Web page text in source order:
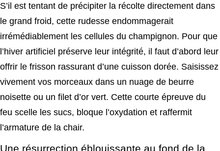
S’il est tentant de précipiter la récolte directement dans
le grand froid, cette rudesse endommagerait
irrémédiablement les cellules du champignon. Pour que
l’hiver artificiel préserve leur intégrité, il faut d’abord leur
offrir le frisson rassurant d’une cuisson dorée. Saisissez
vivement vos morceaux dans un nuage de beurre
noisette ou un filet d’or vert. Cette courte épreuve du
feu scelle les sucs, bloque l’oxydation et raffermit
l’armature de la chair.
Une résurrection éblouissante au fond de la